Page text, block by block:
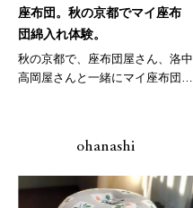
座布団。秋の京都でマイ座布
団綿入れ体験。
秋の京都で、座布団屋さん、洛中
高岡屋さんと一緒にマイ座布団づ
ohanashi